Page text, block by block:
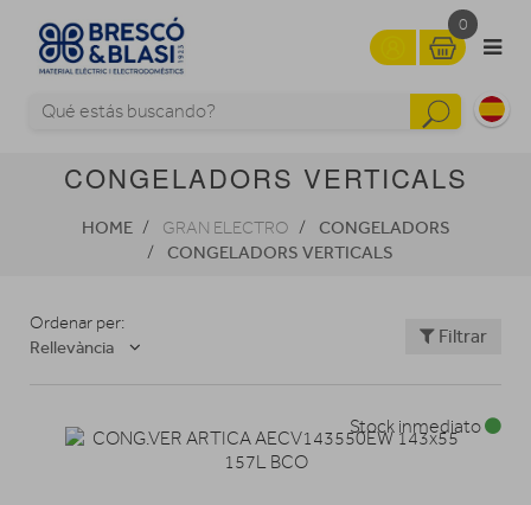
0
CONGELADORS VERTICALS
HOME GRAN ELECTRO
CONGELADORS
CONGELADORS VERTICALS
Ordenar per:
Rellevància
Filtrar
Stock inmediato